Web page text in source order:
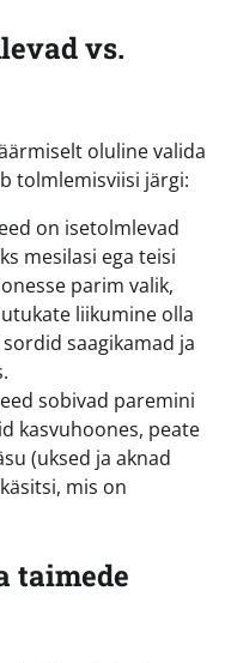
vs.
oluline valida
tolmlemisviisi järgi:
on isetolmlevad
mesilasi ega teisi
parim valik,
liikumine olla
saagikamad ja
sobivad paremini
kasvuhoones, peate
(uksed ja aknad
mis on
taimede